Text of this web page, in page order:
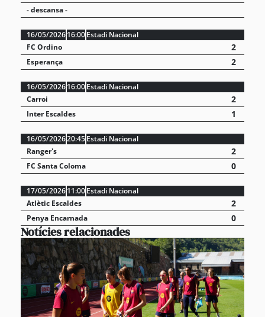
- descansa -
16/05/202616:00Estadi Nacional
FC Ordino
2
Esperança 2
16/05/202616:00Estadi Nacional
Carroi
2
Inter Escaldes 1
16/05/202620:45Estadi Nacional
Ranger's
2
FC Santa Coloma 0
17/05/202611:00Estadi Nacional
Atlètic Escaldes
2
Penya Encarnada 0
Notícies relacionades